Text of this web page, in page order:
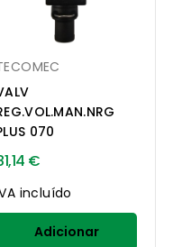
070
€
incluído
Adicionar